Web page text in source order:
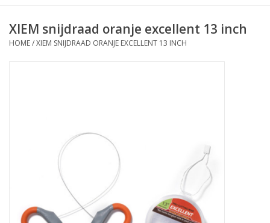
VERZENDING
XIEM snijdraad oranje excellent 13 inch
HOME/XIEM SNIJDRAAD ORANJE EXCELLENT 13 INCH